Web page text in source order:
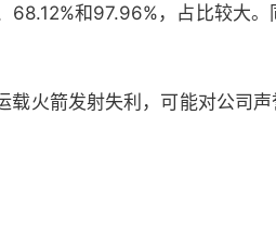
68.12%和97.96%，占比较大
载火箭发射失利，可能对公司